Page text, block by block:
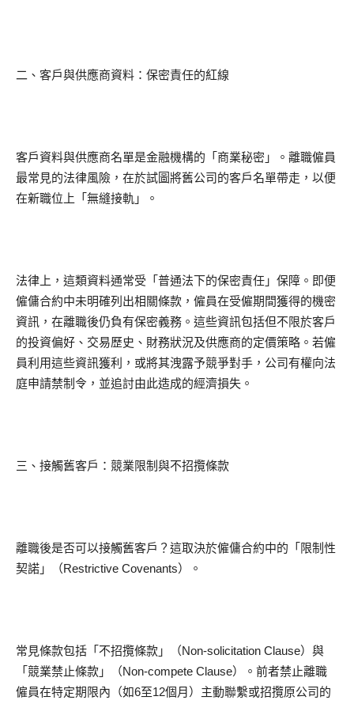
二、客戶與供應商資料：保密責任的紅線
客戶資料與供應商名單是金融機構的「商業秘密」。離職僱員
最常見的法律風險，在於試圖將舊公司的客戶名單帶走，以便
在新職位上「無縫接軌」。
法律上，這類資料通常受「普通法下的保密責任」保障。即便
僱傭合約中未明確列出相關條款，僱員在受僱期間獲得的機密
資訊，在離職後仍負有保密義務。這些資訊包括但不限於客戶
的投資偏好、交易歷史、財務狀況及供應商的定價策略。若僱
員利用這些資訊獲利，或將其洩露予競爭對手，公司有權向法
庭申請禁制令，並追討由此造成的經濟損失。
三、接觸舊客戶：競業限制與不招攬條款
離職後是否可以接觸舊客戶？這取決於僱傭合約中的「限制性
契諾」（Restrictive Covenants）。
常見條款包括「不招攬條款」（Non-solicitation Clause）與
「競業禁止條款」（Non-compete Clause）。前者禁止離職
僱員在特定期限內（如6至12個月）主動聯繫或招攬原公司的